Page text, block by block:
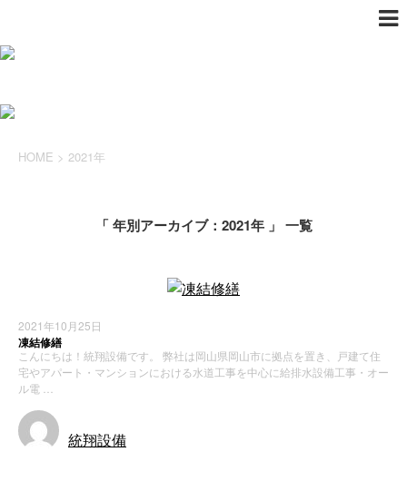
HOME > 2021年
「 年別アーカイブ：2021年 」 一覧
2021年10月25日
凍結修繕
こんにちは！統翔設備です。 弊社は岡山県岡山市に拠点を置き、戸建て住
宅やアパート・マンションにおける水道工事を中心に給排水設備工事・オー
ル電 …
統翔設備